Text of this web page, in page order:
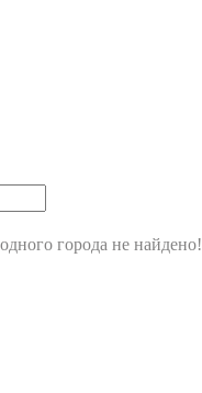
города не найдено!